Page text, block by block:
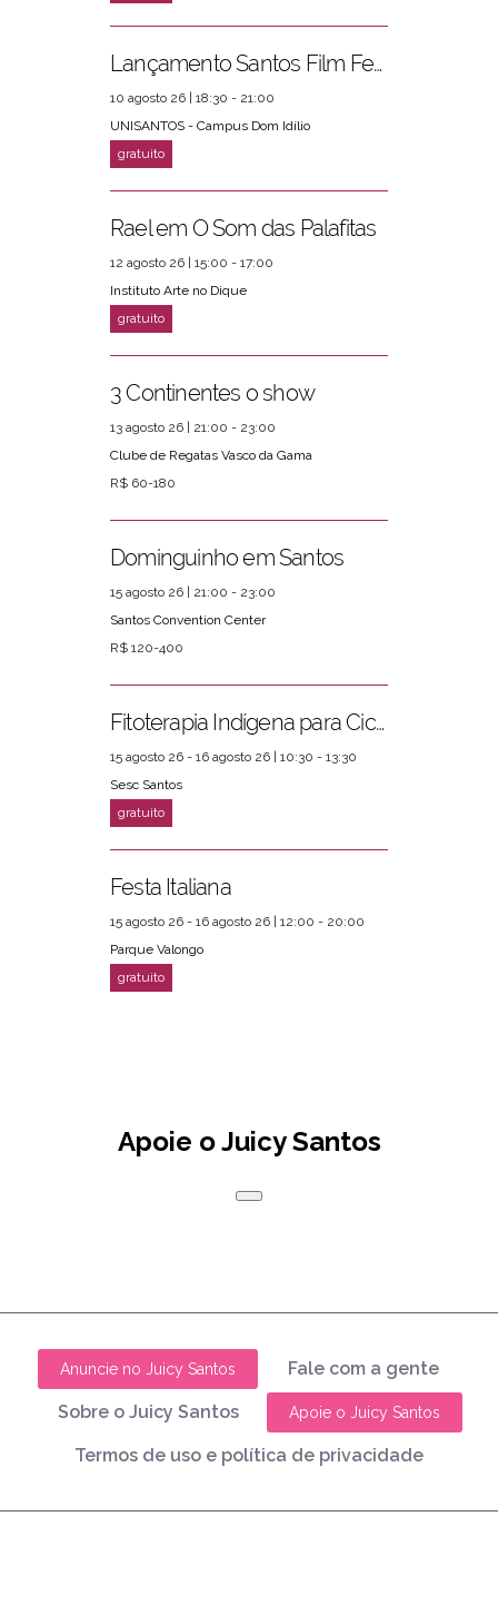
Lançamento Santos Film Fest
10 agosto 26 | 18:30 - 21:00
UNISANTOS - Campus Dom Idílio
Rael em O Som das Palafitas
12 agosto 26 | 15:00 - 17:00
Instituto Arte no Dique
3 Continentes o show
13 agosto 26 | 21:00 - 23:00
Clube de Regatas Vasco da Gama
R$ 60-180
Dominguinho em Santos
15 agosto 26 | 21:00 - 23:00
Santos Convention Center
R$ 120-400
Fitoterapia Indígena para Ciclos Femininos
15 agosto 26 - 16 agosto 26 | 10:30 - 13:30
Sesc Santos
Festa Italiana
15 agosto 26 - 16 agosto 26 | 12:00 - 20:00
Parque Valongo
Apoie o Juicy Santos
Anuncie no Juicy Santos Fale com a gente
Sobre o Juicy Santos Apoie o Juicy Santos
Termos de uso e política de privacidade